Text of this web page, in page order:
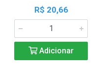
R$ 20,66
Adicionar